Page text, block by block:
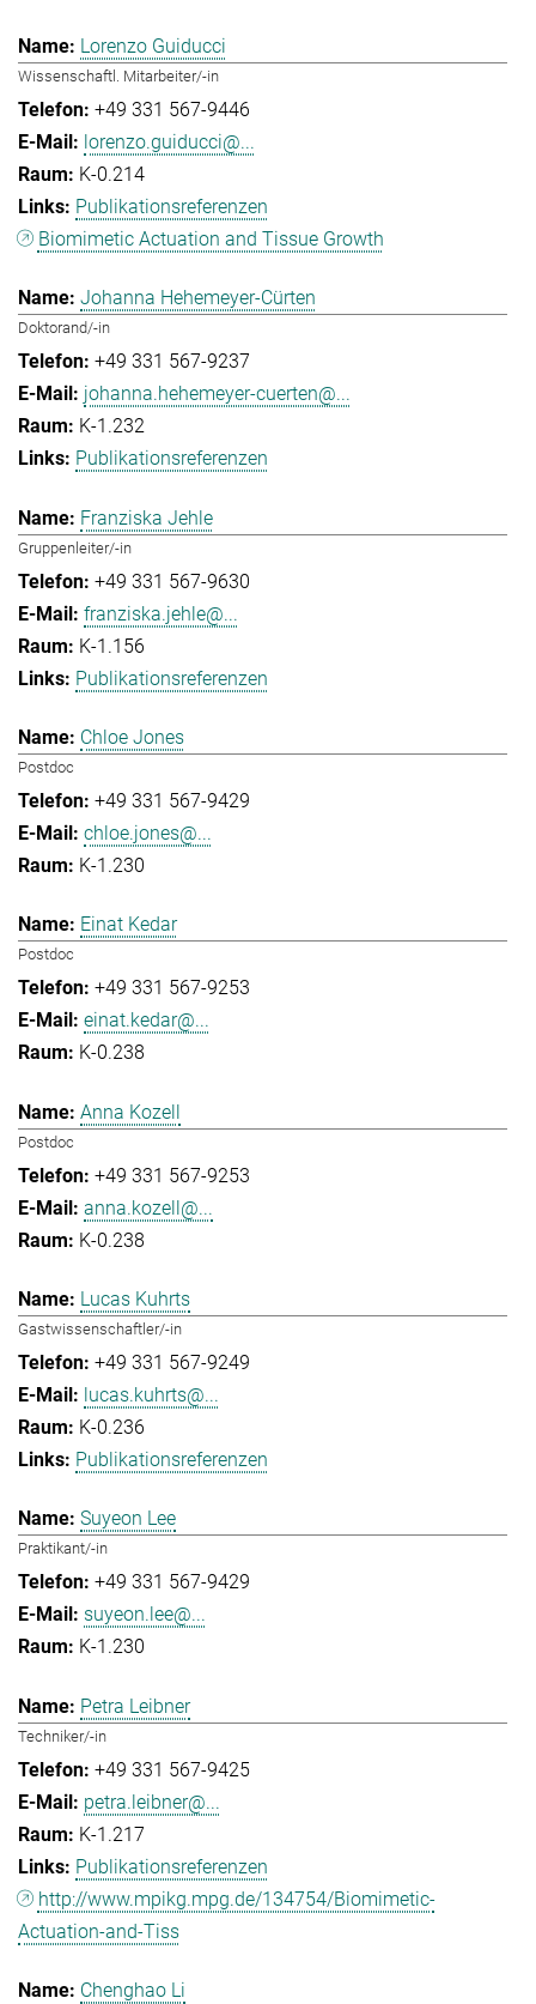
Lorenzo Guiducci
Wissenschaftl. Mitarbeiter/-in
+49 331 567-9446
lorenzo.guiducci@...
K-0.214
Publikationsreferenzen
Biomimetic Actuation and Tissue Growth
Johanna Hehemeyer-Cürten
Doktorand/-in
+49 331 567-9237
johanna.hehemeyer-cuerten@...
K-1.232
Publikationsreferenzen
Franziska Jehle
Gruppenleiter/-in
+49 331 567-9630
franziska.jehle@...
K-1.156
Publikationsreferenzen
Chloe Jones
Postdoc
+49 331 567-9429
chloe.jones@...
K-1.230
Einat Kedar
Postdoc
+49 331 567-9253
einat.kedar@...
K-0.238
Anna Kozell
Postdoc
+49 331 567-9253
anna.kozell@...
K-0.238
Lucas Kuhrts
Gastwissenschaftler/-in
+49 331 567-9249
lucas.kuhrts@...
K-0.236
Publikationsreferenzen
Suyeon Lee
Praktikant/-in
+49 331 567-9429
suyeon.lee@...
K-1.230
Petra Leibner
Techniker/-in
+49 331 567-9425
petra.leibner@...
K-1.217
Publikationsreferenzen
http://www.mpikg.mpg.de/134754/Biomimetic-
Actuation-and-Tiss
Chenghao Li